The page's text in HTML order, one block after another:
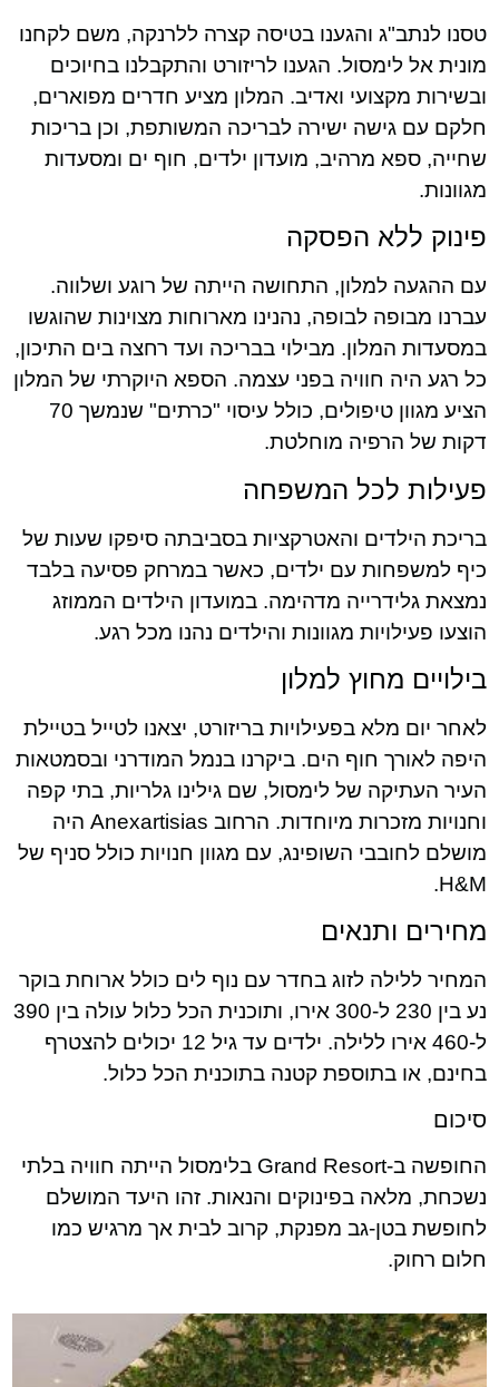
טסנו לנתב"ג והגענו בטיסה קצרה ללרנקה, משם לקחנו
מונית אל לימסול. הגענו לריזורט והתקבלנו בחיוכים
ובשירות מקצועי ואדיב. המלון מציע חדרים מפוארים,
חלקם עם גישה ישירה לבריכה המשותפת, וכן בריכות
שחייה, ספא מרהיב, מועדון ילדים, חוף ים ומסעדות
מגוונות.
פינוק ללא הפסקה
עם ההגעה למלון, התחושה הייתה של רוגע ושלווה.
עברנו מבופה לבופה, נהנינו מארוחות מצוינות שהוגשו
במסעדות המלון. מבילוי בבריכה ועד רחצה בים התיכון,
כל רגע היה חוויה בפני עצמה. הספא היוקרתי של המלון
הציע מגוון טיפולים, כולל עיסוי "כרתים" שנמשך 70
דקות של הרפיה מוחלטת.
פעילות לכל המשפחה
בריכת הילדים והאטרקציות בסביבתה סיפקו שעות של
כיף למשפחות עם ילדים, כאשר במרחק פסיעה בלבד
נמצאת גלידרייה מדהימה. במועדון הילדים הממוזג
הוצעו פעילויות מגוונות והילדים נהנו מכל רגע.
בילויים מחוץ למלון
לאחר יום מלא בפעילויות בריזורט, יצאנו לטייל בטיילת
היפה לאורך חוף הים. ביקרנו בנמל המודרני ובסמטאות
העיר העתיקה של לימסול, שם גילינו גלריות, בתי קפה
וחנויות מזכרות מיוחדות. הרחוב Anexartisias היה
מושלם לחובבי השופינג, עם מגוון חנויות כולל סניף של
H&M.
מחירים ותנאים
המחיר ללילה לזוג בחדר עם נוף לים כולל ארוחת בוקר
נע בין 230 ל-300 אירו, ותוכנית הכל כלול עולה בין 390
ל-460 אירו ללילה. ילדים עד גיל 12 יכולים להצטרף
בחינם, או בתוספת קטנה בתוכנית הכל כלול.
סיכום
החופשה ב-Grand Resort בלימסול הייתה חוויה בלתי
נשכחת, מלאה בפינוקים והנאות. זהו היעד המושלם
לחופשת בטן-גב מפנקת, קרוב לבית אך מרגיש כמו
חלום רחוק.